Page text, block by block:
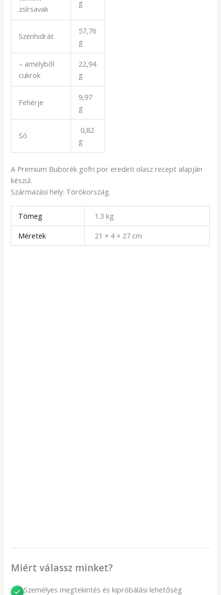
zsírsavak
g
Szénhidrát
57,76
g
– amelyből
cukrok
22,94
g
Fehérje
9,97
g
Só
0,82
g
A Premium Buborék gofri por eredeti olasz recept alapján
készül.
Származási hely: Törökország.
Tömeg
1.3 kg
Méretek
21 × 4 × 27 cm
Miért válassz minket?
Személyes megtekintés és kipróbálási lehetőség